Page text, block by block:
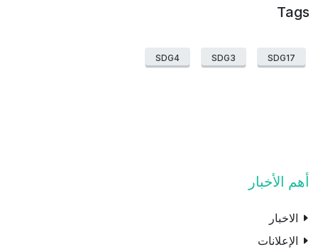
Tags
SDG17
SDG3
SDG4
أهم الأخبار
الاخبار
الإعلانات